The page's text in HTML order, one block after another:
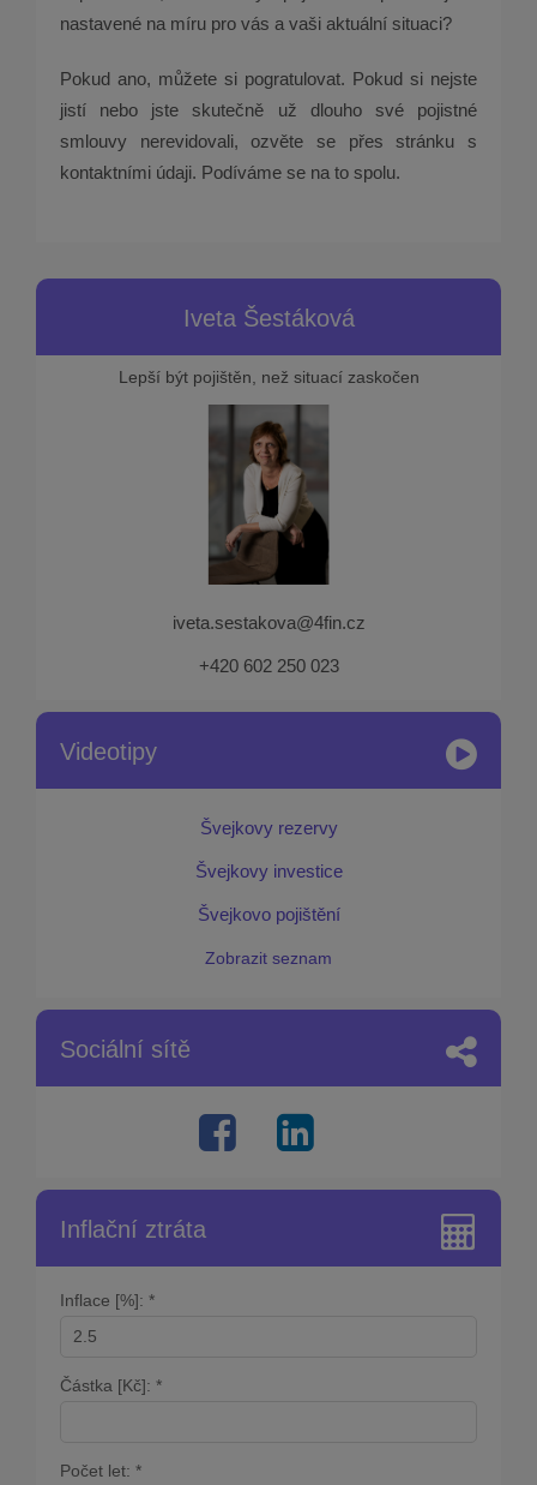
nastavené na míru pro vás a vaši aktuální situaci?
Pokud ano, můžete si pogratulovat. Pokud si nejste
jistí nebo jste skutečně už dlouho své pojistné
smlouvy nerevidovali, ozvěte se přes stránku s
kontaktními údaji. Podíváme se na to spolu.
Iveta Šestáková
Lepší být pojištěn, než situací zaskočen
iveta.sestakova@4fin.cz
+420 602 250 023
Videotipy
Švejkovy rezervy
Švejkovy investice
Švejkovo pojištění
Zobrazit seznam
Sociální sítě
Inflační ztráta
Inflace [%]: *
Částka [Kč]: *
Počet let: *